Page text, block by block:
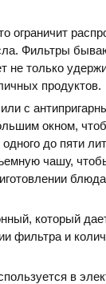
Фильтры
не только
продуктов.
с
окном,
до пяти
чашу,
который
фильтра и
в